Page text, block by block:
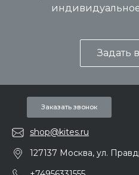
Задать
Заказать звонок
shop@kites.ru
127137 Москва, ул.